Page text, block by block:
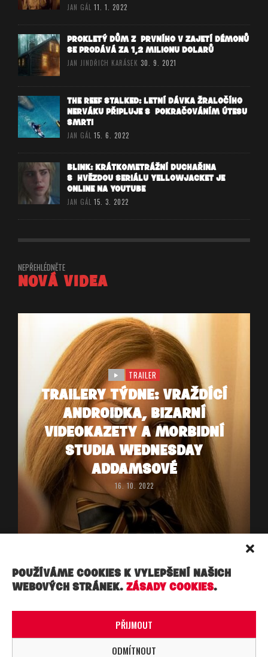
POUŽÍVÁME COOKIES K VYLEPŠENÍ NAŠICH
WEBOVÝCH STRÁNEK. ZÁSADY COOKIES.
PŘIJMOUT
ODMÍTNOUT
JAN GÁL 11. 1. 2022
PROKLETÝ DŮM Z PRVNÍHO V ZAJETÍ DÉMONŮ
SE PRODÁVÁ ZA 1,2 MILIONU DOLARŮ
JAN JINDŘICH KARÁSEK 30. 9. 2021
THE REEF STALKED: LETNÍ DÁVKA ŽRALOČÍHO
NERVÁKU PŘIPLUJE S POKRAČOVÁNÍM ÚTESU
SMRTI
JAN GÁL 15. 6. 2022
BLINK: KRÁTKOMETRÁŽNÍ DUCHAŘINA
S HVĚZDOU SERIÁLU YELLOWJACKET JE
ONLINE NA YOUTUBE
JAN GÁL 15. 3. 2022
NEPŘEHLÉDNĚTE
NOVÁ VIDEA
TRAILER
TRAILERY TÝDNE: VRAŽDÍCÍ
ANDROIDKA, BIZARNÍ
VIDEOKAZETY A MORBIDNÍ
STUDIA WEDNESDAY
ADDAMSOVÉ
16. 10. 2022
Copyright ©, Práva vyhrazena. Made under ☁︎ ☁︎ ☁︎ in